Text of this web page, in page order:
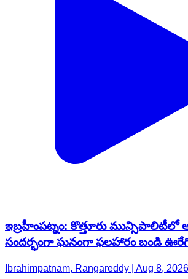
ఇబ్రహీంపట్నం: కొత్తూరు
సందర్భంగా ఘనంగా ఫలహారం బండి
Ibrahimpatnam, Rangareddy | Aug 8, 2026